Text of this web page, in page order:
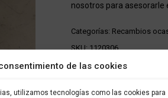
de las cookies
utilizamos tecnologías como las cookies para
nosotros para asesorarle
Categorías: Recambios
SKU:1120306